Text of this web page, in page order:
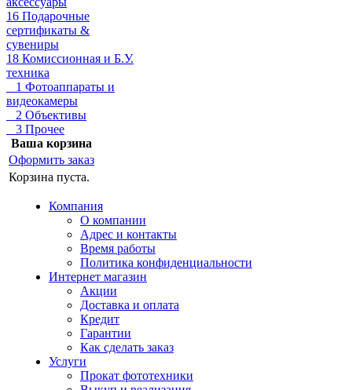
16 Подарочные
сертификаты &
сувениры
18 Комиссионная и Б.У.
техника
1 Фотоаппараты и
видеокамеры
2 Объективы
3 Прочее
Ваша корзина
Оформить заказ
Корзина пуста.
Компания
О компании
Адрес и контакты
Время работы
Политика конфиденциальности
Интернет магазин
Акции
Доставка и оплата
Кредит
Гарантии
Как сделать заказ
Услуги
Прокат фототехники